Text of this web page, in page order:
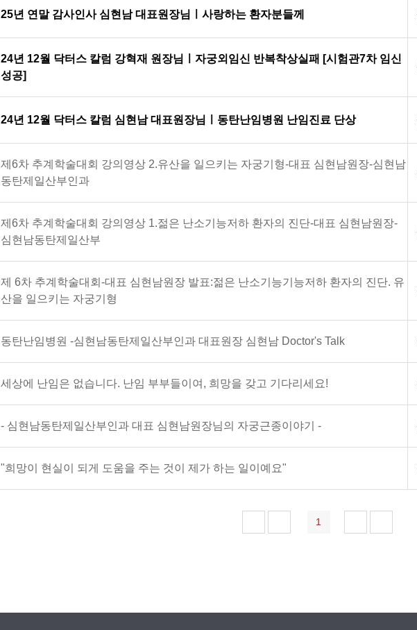
25년 연말 감사인사 심현남 대표원장님ㅣ사랑하는 환자분들께
24년 12월 닥터스 칼럼 강혁재 원장님ㅣ자궁외임신 반복착상실패 [시험관7차 임신
성공]
24년 12월 닥터스 칼럼 심현남 대표원장님ㅣ동탄난임병원 난임진료 단상
제6차 추계학술대회 강의영상 2.유산을 일으키는 자궁기형-대표 심현남원장-심현남
동탄제일산부인과
제6차 추계학술대회 강의영상 1.젊은 난소기능저하 환자의 진단-대표 심현남원장-
심현남동탄제일산부
제 6차 추계학술대회-대표 심현남원장 발표:젊은 난소기능기능저하 환자의 진단. 유
산을 일으키는 자궁기형
동탄난임병원 -심현남동탄제일산부인과 대표원장 심현남 Doctor's Talk
세상에 난임은 없습니다. 난임 부부들이여, 희망을 갖고 기다리세요!
- 심현남동탄제일산부인과 대표 심현남원장님의 자궁근종이야기 -
"희망이 현실이 되게 도움을 주는 것이 제가 하는 일이예요"
1